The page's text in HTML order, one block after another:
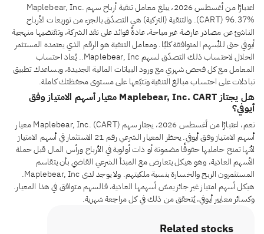
اعتبارًا من أغسطس 2026، يبلغ معامل تنقية أرباح سهم Maplebear, Inc.
(CART) 96.37%. والتنقية (التزكية) هي التصدّق بالجزء من توزيعات الأرباح
الناشئ عن مصادر عارضة غير مباحة، عادةً فوائد على نقد الشركة، وتقتضيها منهجية
أيوفي حتى للأسهم المتوافقة كليًا. ومعامل التنقية هو الرقم الذي يعتمده المستثمر
الحلال لاحتساب ذلك التصدّق لسهم Maplebear, Inc.. يُعاد احتساب
المعامل مع كل فحص شهري مع ورود البيانات المالية الجديدة، ويساعدك تطبيق
تبادلات على احتساب مبالغ التنقية وتتبّعها على مستوى محفظتك كاملة.
هل يجتاز Maplebear, Inc. CART معيار أسهم الامتياز وفق
أيوفي؟
نعم، اعتبارًا من أغسطس 2026، يجتاز سهم Maplebear, Inc. (CART) معيار
أسهم الامتياز وفق أيوفي. يحظر المعيار الشرعي رقم 21 الاستثمار في أسهم الامتياز
لأنها تمنح حامليها حقوقًا مضمونة أو ذات أولوية في الأرباح ورأس المال قبل حملة
الأسهم العادية، وهو هيكل يتعارض مع المبدأ الشرعي القاضي بأن يتقاسم
المستثمرون الربح والخسارة بنسبة ملكيتهم. ولا يوجد لدى Maplebear, Inc.
هيكل أسهم امتياز غير جائز يمسّ أسهمها العادية، فالسهم متوافق في هذا المعيار.
وكسائر معايير أيوفي، يُتحقق من ذلك في كل مراجعة شهرية.
Related stocks